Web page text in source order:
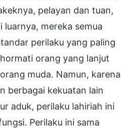
pelayan dan tuan,
mereka semua
perilaku yang paling
orang yang lanjut
muda. Namun, karena
berbagai kekuatan lain
aduk, perilaku lahiriah ini
Perilaku ini sama